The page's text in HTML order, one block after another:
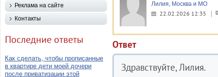
Лилия, Москва и МО
22.02.2026 12:35
Ответ
Здравствуйте, Лилия.
Реклама на сайте
Контакты
Последние ответы
Как сделать, чтобы прописанные
в квартире дети моей дочери
после приватизации этой